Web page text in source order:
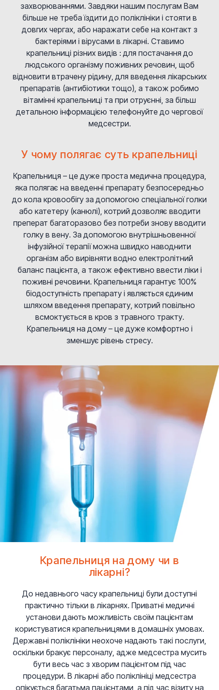
захворюваннями. Завдяки нашим послугам Вам
більше не треба їздити до поліклініки і стояти в
довгих чергах, або наражати себе на контакт з
бактеріями і вірусами в лікарні. Ставимо
крапельниці різних видів : для постачання до
людського організму поживних речовин, щоб
відновити втрачену рідину, для введення лікарських
препаратів (антибіотики тощо), а також робимо
вітамінні крапельниці та при отруєнні, за більш
детальною інформацією телефонуйте до чергової
медсестри.
У чому полягає суть крапельниці
Крапельниця – це дуже проста медична процедура,
яка полягає на введенні препарату безпосередньо
до кола кровообігу за допомогою спеціальної голки
або катетеру (канюлі), котрий дозволяє вводити
преперат багаторазово без потреби знову вводити
голку в вену. За допомогою внутрішньовенної
інфузійної терапії можна швидко наводнити
організм або вирівняти водно електролітний
баланс пацієнта, а також ефективно ввести ліки і
поживні речовини. Крапельниця гарантує 100%
біодоступність препарату і являється єдиним
шляхом введення препарату, котрий повільно
всмоктується в кров з травного тракту.
Крапельниця на дому – це дуже комфортно і
зменшує рівень стресу.
Крапельниця на дому чи в
лікарні?
До недавнього часу крапельниці були доступні
практично тільки в лікарнях. Приватні медичні
установи дають можливість своїм пацієнтам
користуватися крапельницями в домашніх умовах.
Державні поліклініки неохоче надають такі послуги,
оскільки бракує персоналу, адже медсестра мусить
бути весь час з хворим пацієнтом під час
процедури. В лікарні або поліклініці медсестра
опікується багатьма пацієнтами, а під час візиту на